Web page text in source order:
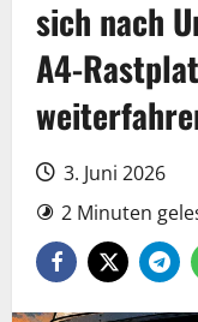
sich nach
A4-
3. Juni 2026
2 Minuten